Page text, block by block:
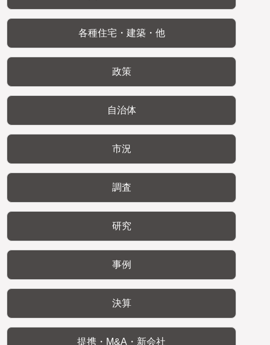
各種住宅・建築・他
政策
自治体
市況
調査
研究
事例
決算
提携・M&A・新会社